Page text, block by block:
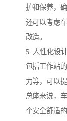
护和保养，
还可以考虑
改造。
5. 人性化设
包括工作站
力等，可以
总体来说，
个安全舒适